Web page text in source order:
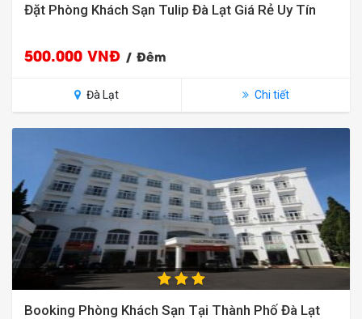
Đặt Phòng Khách Sạn Tulip Đà Lạt Giá Rẻ Uy Tín
500.000 VNĐ / Đêm
Đà Lạt Chi tiết
Booking Phòng Khách Sạn Tại Thành Phố Đà Lạt